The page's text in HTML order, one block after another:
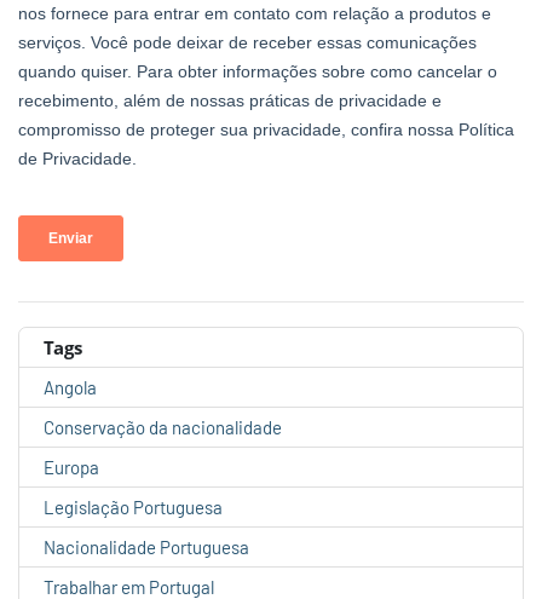
Tags
Angola
Conservação da nacionalidade
Europa
Legislação Portuguesa
Nacionalidade Portuguesa
Trabalhar em Portugal